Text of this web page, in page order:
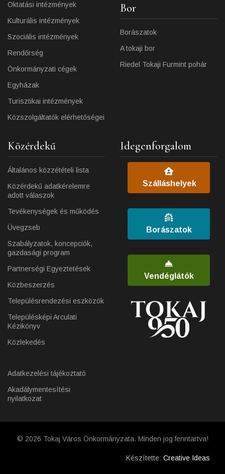
Oktatási intézmények
Kulturális intézmények
Szociális intézmények
Rendőrség
Önkormányzati cégek
Egyházak
Turisztikai intézmények
Közszolgáltatók elérhetőségei
Bor
Borászatok
A tokaji bor
Riedel Tokaji Furmint pohár
Közérdekű
Általános közzétételi lista
Közérdekű adatkérelemre
adott válaszok
Tevékenységek és működés
Üvegzseb
Szabályzatok, koncepciók,
gazdasági program
Partnerségi Egyeztetések
Közbeszerzés
Településrendezési eszközök
Településképi Arculati
Kézikönyv
Közlekedés
Adatkezelési tájékoztató
Akadálymentesítési
nyilatkozat
Idegenforgalom
Szálláshelyek
Borászatok
Vendéglátók
© 2026 Tokaj Város Önkormányzata. Minden jog fenntartva!
Készítette: Creative Ideas